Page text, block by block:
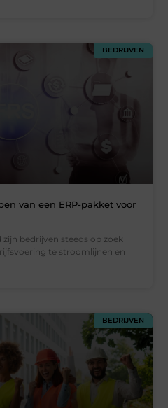
BEDRIJVEN
van een ERP-pakket voor
bedrijven steeds op zoek
te stroomlijnen en
BEDRIJVEN